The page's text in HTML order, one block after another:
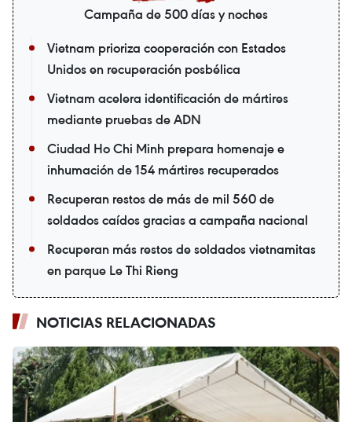
Campaña de 500 días y noches
Vietnam prioriza cooperación con Estados
Unidos en recuperación posbélica
Vietnam acelera identificación de mártires
mediante pruebas de ADN
Ciudad Ho Chi Minh prepara homenaje e
inhumación de 154 mártires recuperados
Recuperan restos de más de mil 560 de
soldados caídos gracias a campaña nacional
Recuperan más restos de soldados vietnamitas
en parque Le Thi Rieng
NOTICIAS RELACIONADAS